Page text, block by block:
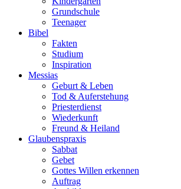
Grundschule
Teenager
Bibel
Fakten
Studium
Inspiration
Messias
Geburt & Leben
Tod & Auferstehung
Priesterdienst
Wiederkunft
Freund & Heiland
Glaubenspraxis
Sabbat
Gebet
Gottes Willen erkennen
Auftrag